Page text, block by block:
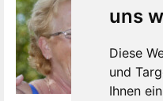
uns
Diese
und
Ihnen